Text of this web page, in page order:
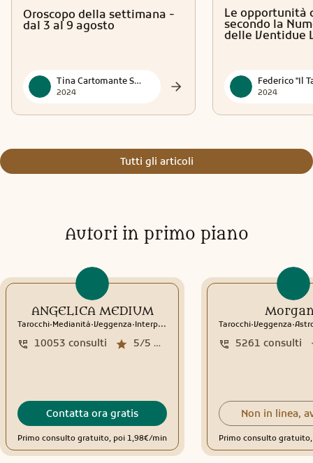
Oroscopo della settimana -
dal 3 al 9 agosto
Tina Cartomante Sensitiva
2024
Le opportunità
secondo la
delle Ventidue
2024
Tutti gli articoli
Autori in primo piano
ANGELICA MEDIUM
Tarocchi.Medianità.Veggenza.Interpretazione sogni Sciamanesimo Rune
5/5 media recensioni
10053 consulti
Contatta ora gratis
Primo consulto gratuito, poi 1,98€/min
Tarocchi.Veggenza.
5261 consulti
Non in linea,
Primo consulto